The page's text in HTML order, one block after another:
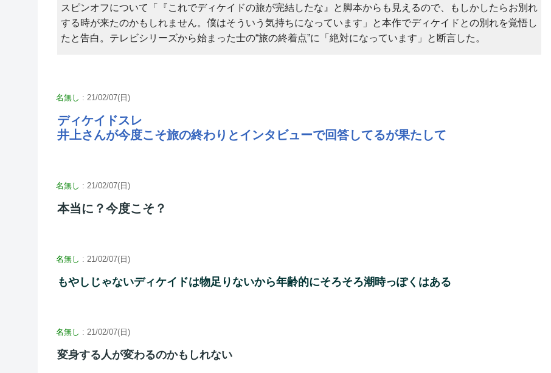
スピンオフについて「『これでディケイドの旅が完結したな』と脚本からも見えるので、もしかしたらお別れ
する時が来たのかもしれません。僕はそういう気持ちになっています」と本作でディケイドとの別れを覚悟し
たと告白。テレビシリーズから始まった士の“旅の終着点”に「絶対になっています」と断言した。
名無し : 21/02/07(日)
ディケイドスレ
井上さんが今度こそ旅の終わりとインタビューで回答してるが果たして
名無し : 21/02/07(日)
本当に？今度こそ？
名無し : 21/02/07(日)
もやしじゃないディケイドは物足りないから年齢的にそろそろ潮時っぽくはある
名無し : 21/02/07(日)
変身する人が変わるのかもしれない